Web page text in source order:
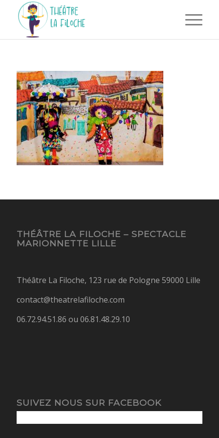
THÉÂTRE LA FILOCHE – SPECTACLE
MARIONNETTE LILLE
Théâtre La Filoche, 123 rue de Pologne 59000 Lille
contact@theatrelafiloche.com
06.72.94.51.86 ou 06.81.48.29.10
SUIVEZ NOUS SUR FACEBOOK